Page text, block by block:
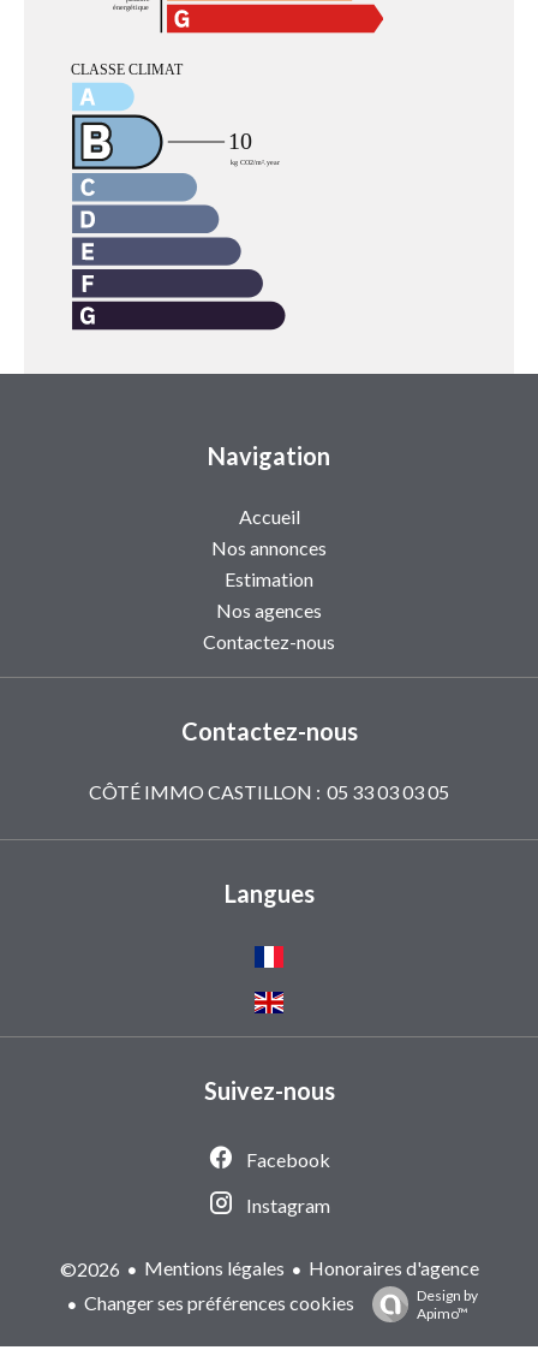
Navigation
Accueil
Nos annonces
Estimation
Nos agences
Contactez-nous
Contactez-nous
CÔTÉ IMMO CASTILLON : 05 33 03 03 05
Langues
Suivez-nous
Facebook
Instagram
©2026 Mentions légales
Honoraires d'agence
Changer ses préférences cookies
Design by
Apimo™